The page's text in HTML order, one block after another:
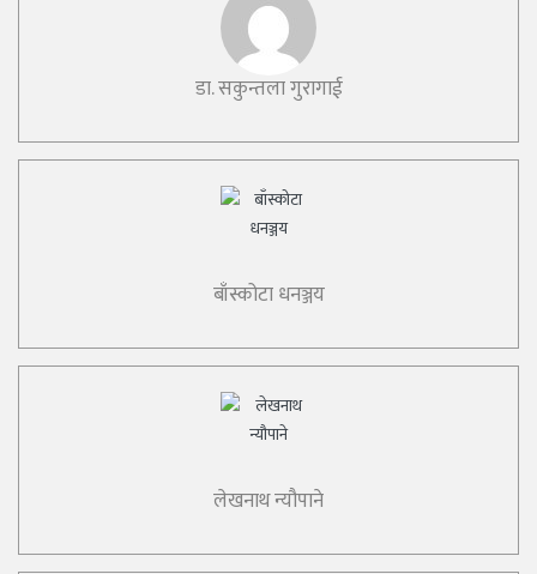
डा. सकुन्तला गुरागाई
बाँस्कोटा धनञ्जय
लेखनाथ न्यौपाने